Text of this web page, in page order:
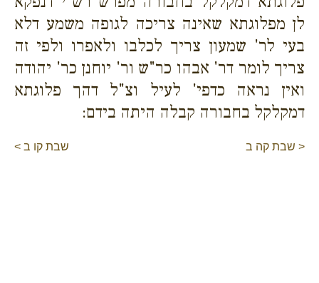
לן מפלוגתא שאינה צריכה לגופה משמע דלא
בעי לר' שמעון צריך לכלבו ולאפרו ולפי זה
צריך לומר דר' אבהו כר"ש ור' יוחנן כר' יהודה
ואין נראה כדפי' לעיל וצ"ל דהך פלוגתא
דמקלקל בחבורה קבלה היתה בידם:
< שבת קה ב שבת קו ב >